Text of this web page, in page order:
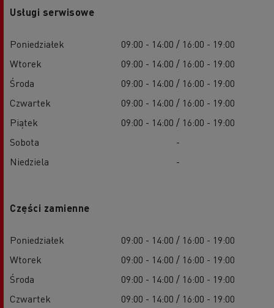
Usługi serwisowe
Poniedziałek
09:00 - 14:00 / 16:00 - 19:00
Wtorek
09:00 - 14:00 / 16:00 - 19:00
Środa
09:00 - 14:00 / 16:00 - 19:00
Czwartek
09:00 - 14:00 / 16:00 - 19:00
Piątek
09:00 - 14:00 / 16:00 - 19:00
Sobota
-
Niedziela
-
Części zamienne
Poniedziałek
09:00 - 14:00 / 16:00 - 19:00
Wtorek
09:00 - 14:00 / 16:00 - 19:00
Środa
09:00 - 14:00 / 16:00 - 19:00
Czwartek
09:00 - 14:00 / 16:00 - 19:00